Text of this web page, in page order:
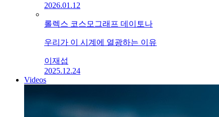
2026.01.12
롤렉스 코스모그래프 데이토나
우리가 이 시계에 열광하는 이유
이재섭
2025.12.24
Videos